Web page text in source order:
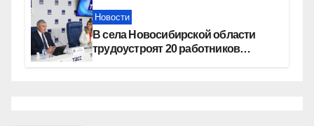
Новости
В села Новосибирской области
трудоустроят 20 работников